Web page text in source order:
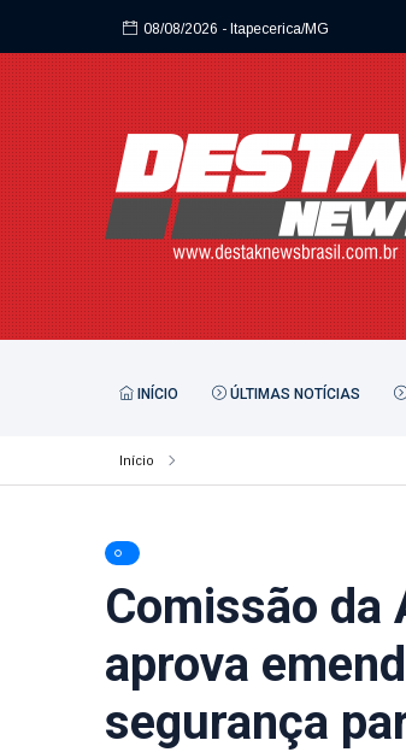
08/08/2026
- Itapecerica/MG
INÍCIO ÚLTIMAS NOTÍCIAS
Início
Comissão da
aprova
segurança